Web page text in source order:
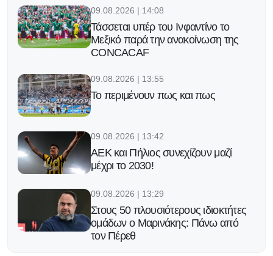
09.08.2026 | 14:08
Τάσσεται υπέρ του Ινφαντίνο το
Μεξικό παρά την ανακοίνωση της
CONCACAF
09.08.2026 | 13:55
Το περιμένουν πως και πως
09.08.2026 | 13:42
ΑΕΚ και Πήλιος συνεχίζουν μαζί
μέχρι το 2030!
09.08.2026 | 13:29
Στους 50 πλουσιότερους ιδιοκτήτες
ομάδων ο Μαρινάκης: Πάνω από
τον Πέρεθ